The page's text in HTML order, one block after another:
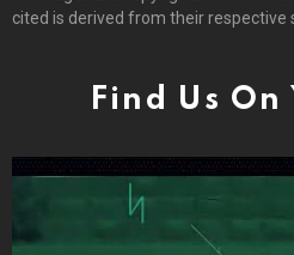
cited is derived from their respective
Find Us On